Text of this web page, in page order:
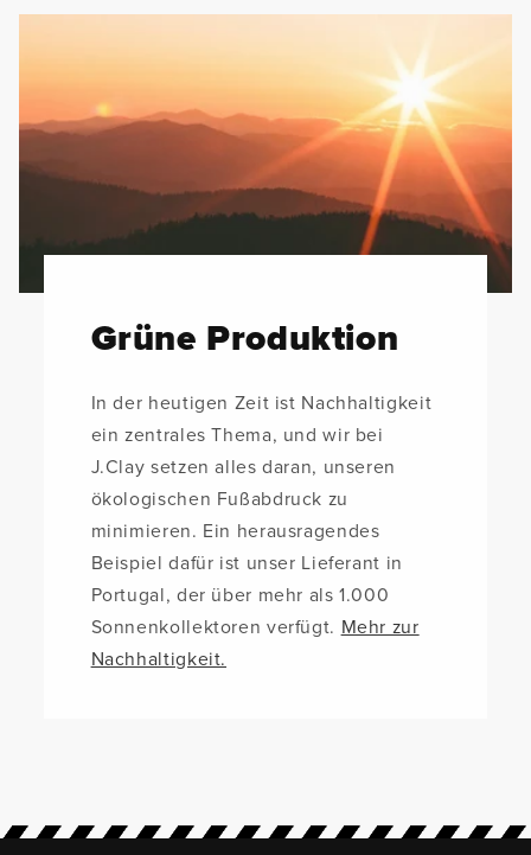
Grüne Produktion
In der heutigen Zeit ist Nachhaltigkeit
ein zentrales Thema, und wir bei
J.Clay setzen alles daran, unseren
ökologischen Fußabdruck zu
minimieren. Ein herausragendes
Beispiel dafür ist unser Lieferant in
Portugal, der über mehr als 1.000
Sonnenkollektoren verfügt. Mehr zur
Nachhaltigkeit.